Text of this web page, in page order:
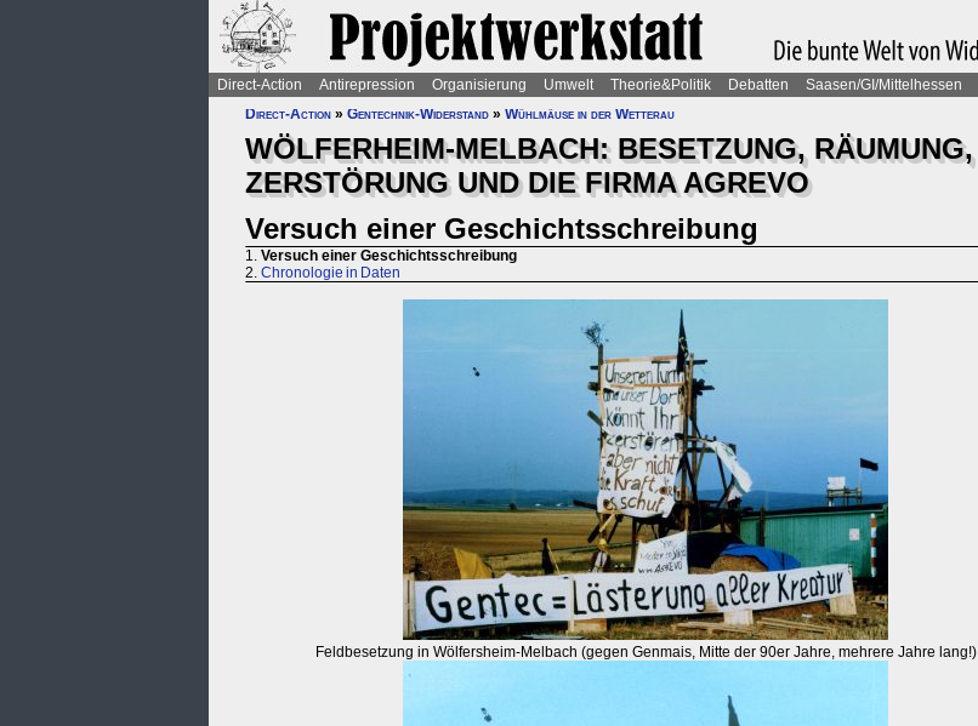
Direct-Action Antirepression Organisierung Umwelt Theorie&Politik Debatten Saasen/GI/Mittelhessen
Direct-Action » Gentechnik-Widerstand » Wühlmäuse in der Wetterau
WÖLFERHEIM-MELBACH: BESETZUNG, RÄUMUNG,
ZERSTÖRUNG UND DIE FIRMA AGREVO
Versuch einer Geschichtsschreibung
1. Versuch einer Geschichtsschreibung
2. Chronologie in Daten
Feldbesetzung in Wölfersheim-Melbach (gegen Genmais, Mitte der 90er Jahre, mehrere Jahre lang!)